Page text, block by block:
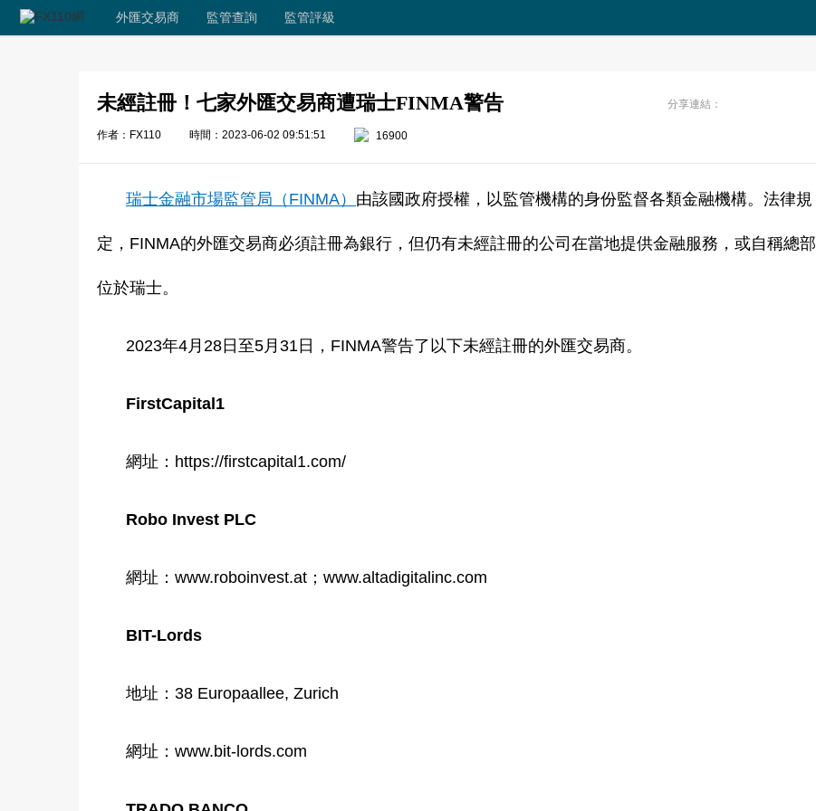
外匯交易商 監管查詢 監管評級
未經註冊！七家外匯交易商遭瑞士FINMA警告 分享連結：
作者：FX110 時間：2023-06-02 09:51:51 16900
瑞士金融市場監管局（FINMA） 由該國政府授權，以監管機構的身份監督各類金融機構。法律規
定，FINMA的外匯交易商必須註冊為銀行，但仍有未經註冊的公司在當地提供金融服務，或自稱總部
位於瑞士。
2023年4月28日至5月31日，FINMA警告了以下未經註冊的外匯交易商。
FirstCapital1
網址：https://firstcapital1.com/
Robo Invest PLC
網址：www.roboinvest.at；www.altadigitalinc.com
BIT-Lords
地址：38 Europaallee, Zurich
網址：www.bit-lords.com